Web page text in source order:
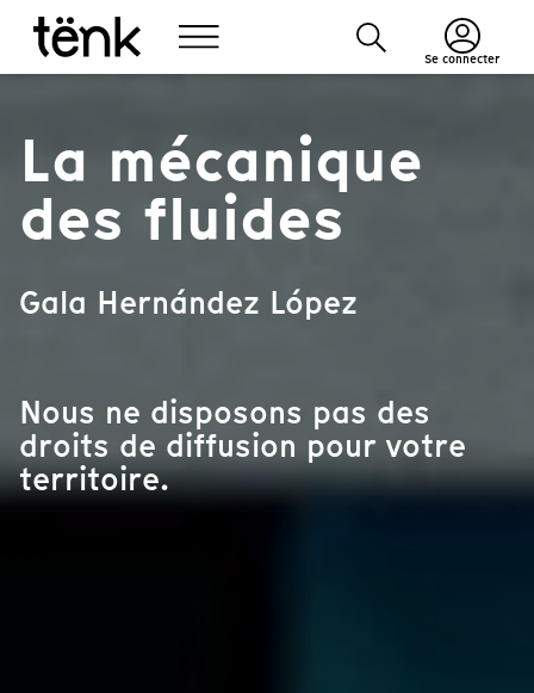
Se connecter
La mécanique
des fluides
Gala Hernández López
Nous ne disposons pas des
droits de diffusion pour votre
territoire.